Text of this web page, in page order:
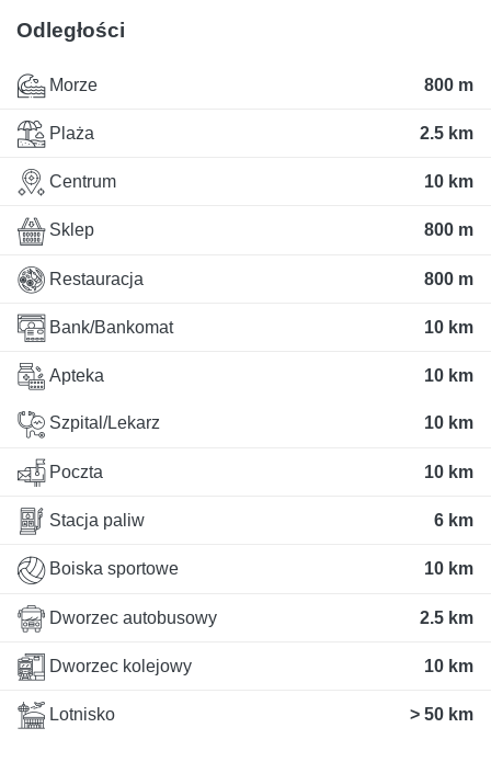
Odległości
Morze 800 m
Plaża 2.5 km
Centrum 10 km
Sklep 800 m
Restauracja 800 m
Bank/Bankomat 10 km
Apteka 10 km
Szpital/Lekarz 10 km
Poczta 10 km
Stacja paliw 6 km
Boiska sportowe 10 km
Dworzec autobusowy 2.5 km
Dworzec kolejowy 10 km
Lotnisko > 50 km